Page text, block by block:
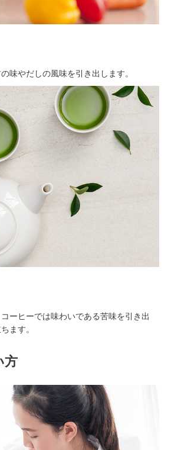
味やだしの風味を引き出します。
ーヒーでは味わいである苦味を引き出
ます。
方